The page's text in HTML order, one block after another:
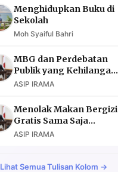
Menghidupkan Buku di
Sekolah
Moh Syaiful Bahri
MBG dan Perdebatan
Publik yang Kehilangan
Argumen
ASIP IRAMA
Menolak Makan Bergizi
Gratis Sama Saja
Menolak Masa Depan
ASIP IRAMA
Lihat Semua Tulisan Kolom →